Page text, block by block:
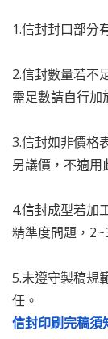
1.信封封口部分
2.信封數量若不
需足數請自行加
3.信封如非價格
另議價，不適用
4.信封成型若加
精準度問題，
5.未遵守製稿規
任。
信封印刷完稿須